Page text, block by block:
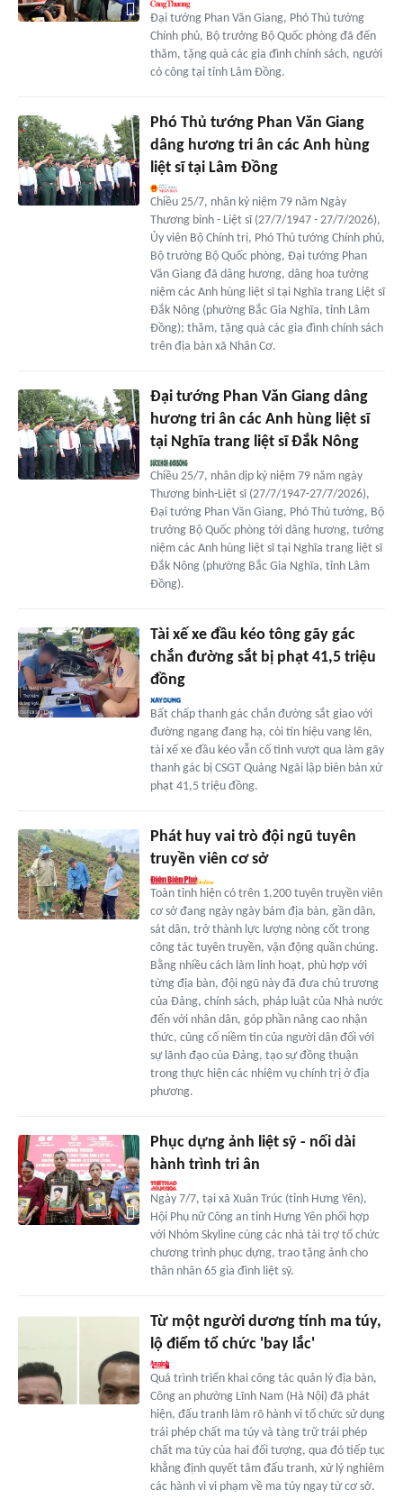
Đại tướng Phan Văn Giang, Phó Thủ tướng
Chính phủ, Bộ trưởng Bộ Quốc phòng đã đến
thăm, tặng quà các gia đình chính sách, người
có công tại tỉnh Lâm Đồng.
Phó Thủ tướng Phan Văn Giang
dâng hương tri ân các Anh hùng
liệt sĩ tại Lâm Đồng
Chiều 25/7, nhân kỷ niệm 79 năm Ngày
Thương binh - Liệt sĩ (27/7/1947 - 27/7/2026),
Ủy viên Bộ Chính trị, Phó Thủ tướng Chính phủ,
Bộ trưởng Bộ Quốc phòng, Đại tướng Phan
Văn Giang đã dâng hương, dâng hoa tưởng
niệm các Anh hùng liệt sĩ tại Nghĩa trang Liệt sĩ
Đắk Nông (phường Bắc Gia Nghĩa, tỉnh Lâm
Đồng); thăm, tặng quà các gia đình chính sách
trên địa bàn xã Nhân Cơ.
Đại tướng Phan Văn Giang dâng
hương tri ân các Anh hùng liệt sĩ
tại Nghĩa trang liệt sĩ Đắk Nông
Chiều 25/7, nhân dịp kỷ niệm 79 năm ngày
Thương binh-Liệt sĩ (27/7/1947-27/7/2026),
Đại tướng Phan Văn Giang, Phó Thủ tướng, Bộ
trưởng Bộ Quốc phòng tới dâng hương, tưởng
niệm các Anh hùng liệt sĩ tại Nghĩa trang liệt sĩ
Đắk Nông (phường Bắc Gia Nghĩa, tỉnh Lâm
Đồng).
Tài xế xe đầu kéo tông gãy gác
chắn đường sắt bị phạt 41,5 triệu
đồng
Bất chấp thanh gác chắn đường sắt giao với
đường ngang đang hạ, còi tín hiệu vang lên,
tài xế xe đầu kéo vẫn cố tình vượt qua làm gãy
thanh gác bị CSGT Quảng Ngãi lập biên bản xử
phạt 41,5 triệu đồng.
Phát huy vai trò đội ngũ tuyên
truyền viên cơ sở
Toàn tỉnh hiện có trên 1.200 tuyên truyền viên
cơ sở đang ngày ngày bám địa bàn, gần dân,
sát dân, trở thành lực lượng nòng cốt trong
công tác tuyên truyền, vận động quần chúng.
Bằng nhiều cách làm linh hoạt, phù hợp với
từng địa bàn, đội ngũ này đã đưa chủ trương
của Đảng, chính sách, pháp luật của Nhà nước
đến với nhân dân, góp phần nâng cao nhận
thức, củng cố niềm tin của người dân đối với
sự lãnh đạo của Đảng, tạo sự đồng thuận
trong thực hiện các nhiệm vụ chính trị ở địa
phương.
Phục dựng ảnh liệt sỹ - nối dài
hành trình tri ân
Ngày 7/7, tại xã Xuân Trúc (tỉnh Hưng Yên),
Hội Phụ nữ Công an tỉnh Hưng Yên phối hợp
với Nhóm Skyline cùng các nhà tài trợ tổ chức
chương trình phục dựng, trao tặng ảnh cho
thân nhân 65 gia đình liệt sỹ.
Từ một người dương tính ma túy,
lộ điểm tổ chức 'bay lắc'
Quá trình triển khai công tác quản lý địa bàn,
Công an phường Lĩnh Nam (Hà Nội) đã phát
hiện, đấu tranh làm rõ hành vi tổ chức sử dụng
trái phép chất ma túy và tàng trữ trái phép
chất ma túy của hai đối tượng, qua đó tiếp tục
khẳng định quyết tâm đấu tranh, xử lý nghiêm
các hành vi vi phạm về ma túy ngay từ cơ sở.